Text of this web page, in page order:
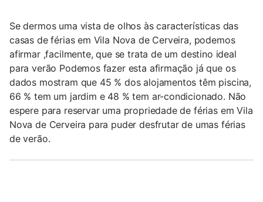
Se dermos uma vista de olhos às características das
casas de férias em Vila Nova de Cerveira, podemos
afirmar ,facilmente, que se trata de um destino ideal
para verão Podemos fazer esta afirmação já que os
dados mostram que 45 % dos alojamentos têm piscina,
66 % tem um jardim e 48 % tem ar-condicionado. Não
espere para reservar uma propriedade de férias em Vila
Nova de Cerveira para puder desfrutar de umas férias
de verão.